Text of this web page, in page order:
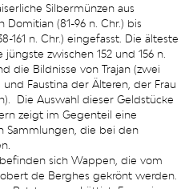
Silbermünzen aus
(81-96 n. Chr.) bis
161 n. Chr.) eingefasst. Die älteste
zwischen 152 und 156 n.
die Bildnisse von Trajan (zwei
Faustina der Älteren, der Frau
Die Auswahl dieser Geldstücke
zeigt im Gegenteil eine
Sammlungen, die bei den
sich Wappen, die vom
de Berghes gekrönt werden.